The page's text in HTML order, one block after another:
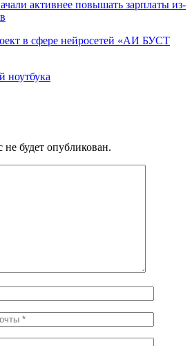
активнее повышать зарплаты из-
в сфере нейросетей «АИ БУСТ
ноутбука
будет опубликован.